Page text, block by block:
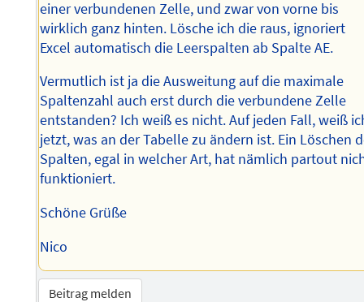
einer verbundenen Zelle, und zwar von vorne bis
wirklich ganz hinten. Lösche ich die raus, ignoriert
Excel automatisch die Leerspalten ab Spalte AE.
Vermutlich ist ja die Ausweitung auf die maximale
Spaltenzahl auch erst durch die verbundene Zelle
entstanden? Ich weiß es nicht. Auf jeden Fall, weiß
jetzt, was an der Tabelle zu ändern ist. Ein Löschen
Spalten, egal in welcher Art, hat nämlich partout
funktioniert.
Schöne Grüße
Nico
Beitrag melden